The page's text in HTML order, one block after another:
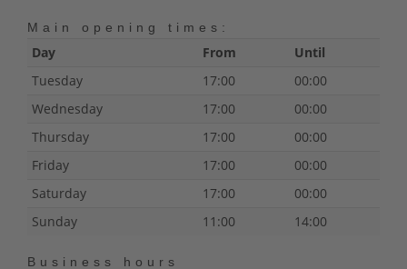
Main opening times:
Day From
Until
Tuesday
17:00
00:00
Wednesday
17:00
00:00
Thursday
17:00
00:00
Friday
17:00
00:00
Saturday
17:00
00:00
Sunday
11:00 14:00
Business hours